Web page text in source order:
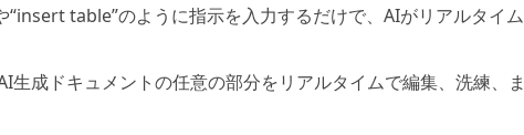
table”のように指示を入力するだけで、AIがリアルタイム
生成ドキュメントの任意の部分をリアルタイムで編集、洗練、ま